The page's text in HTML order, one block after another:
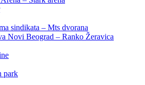
sindikata – Mts dvorana
Novi Beograd – Ranko Žeravica
park